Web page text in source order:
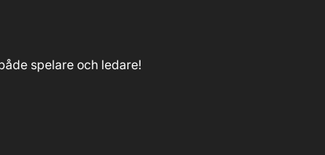
spelare och ledare!